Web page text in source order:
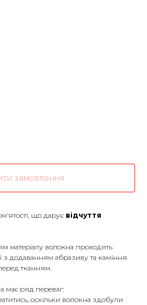
замовлення
що дарує відчуття
матеріалу волокна проходять
з додаванням абразиву та каміння
тканням.
має ряд переваг:
оскільки волокна здобули